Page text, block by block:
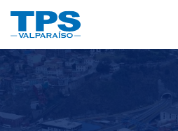
Somos TPS
Nuestra Visión